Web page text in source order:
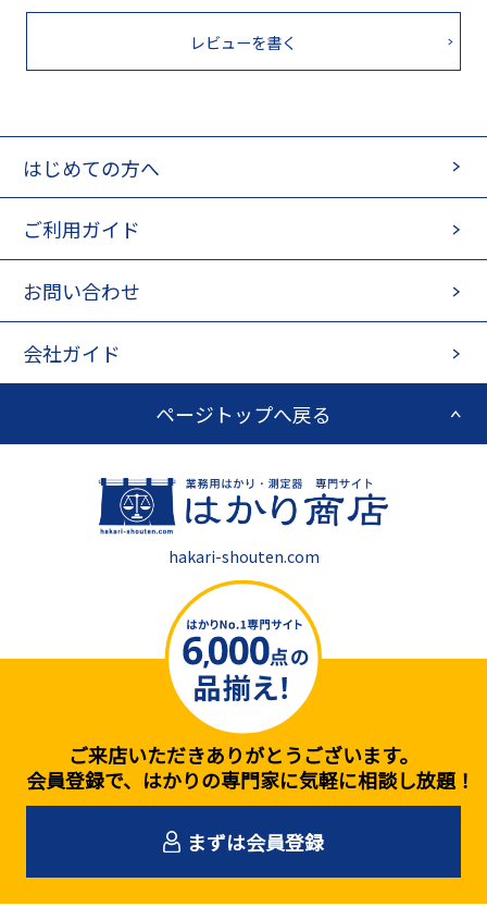
レビューを書く
ご来店いただきありがとうございます。
会員登録で、はかりの専門家に気軽に相談し放題！
まずは会員登録
はじめての方へ
ご利用ガイド
お問い合わせ
会社ガイド
ページトップへ戻る
hakari-shouten.com